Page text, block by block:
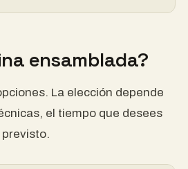
ensamblada?
La elección depende
el tiempo que desees